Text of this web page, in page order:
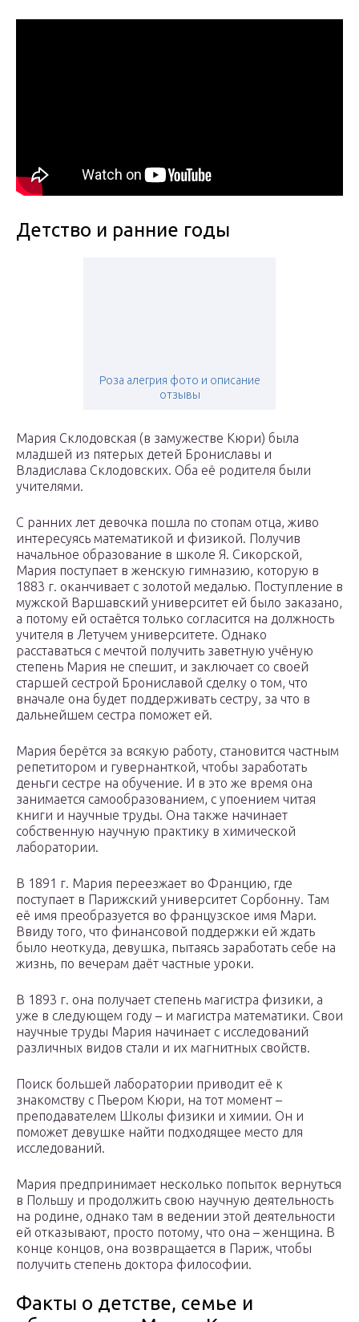
Детство и ранние годы
Роза алегрия фото и описание
отзывы
Мария Склодовская (в замужестве Кюри) была
младшей из пятерых детей Брониславы и
Владислава Склодовских. Оба её родителя были
учителями.
С ранних лет девочка пошла по стопам отца, живо
интересуясь математикой и физикой. Получив
начальное образование в школе Я. Сикорской,
Мария поступает в женскую гимназию, которую в
1883 г. оканчивает с золотой медалью. Поступление в
мужской Варшавский университет ей было заказано,
а потому ей остаётся только согласится на должность
учителя в Летучем университете. Однако
расставаться с мечтой получить заветную учёную
степень Мария не спешит, и заключает со своей
старшей сестрой Брониславой сделку о том, что
вначале она будет поддерживать сестру, за что в
дальнейшем сестра поможет ей.
Мария берётся за всякую работу, становится частным
репетитором и гувернанткой, чтобы заработать
деньги сестре на обучение. И в это же время она
занимается самообразованием, с упоением читая
книги и научные труды. Она также начинает
собственную научную практику в химической
лаборатории.
В 1891 г. Мария переезжает во Францию, где
поступает в Парижский университет Сорбонну. Там
её имя преобразуется во французское имя Мари.
Ввиду того, что финансовой поддержки ей ждать
было неоткуда, девушка, пытаясь заработать себе на
жизнь, по вечерам даёт частные уроки.
В 1893 г. она получает степень магистра физики, а
уже в следующем году – и магистра математики. Свои
научные труды Мария начинает с исследований
различных видов стали и их магнитных свойств.
Поиск большей лаборатории приводит её к
знакомству с Пьером Кюри, на тот момент –
преподавателем Школы физики и химии. Он и
поможет девушке найти подходящее место для
исследований.
Мария предпринимает несколько попыток вернуться
в Польшу и продолжить свою научную деятельность
на родине, однако там в ведении этой деятельности
ей отказывают, просто потому, что она – женщина. В
конце концов, она возвращается в Париж, чтобы
получить степень доктора философии.
Факты о детстве, семье и